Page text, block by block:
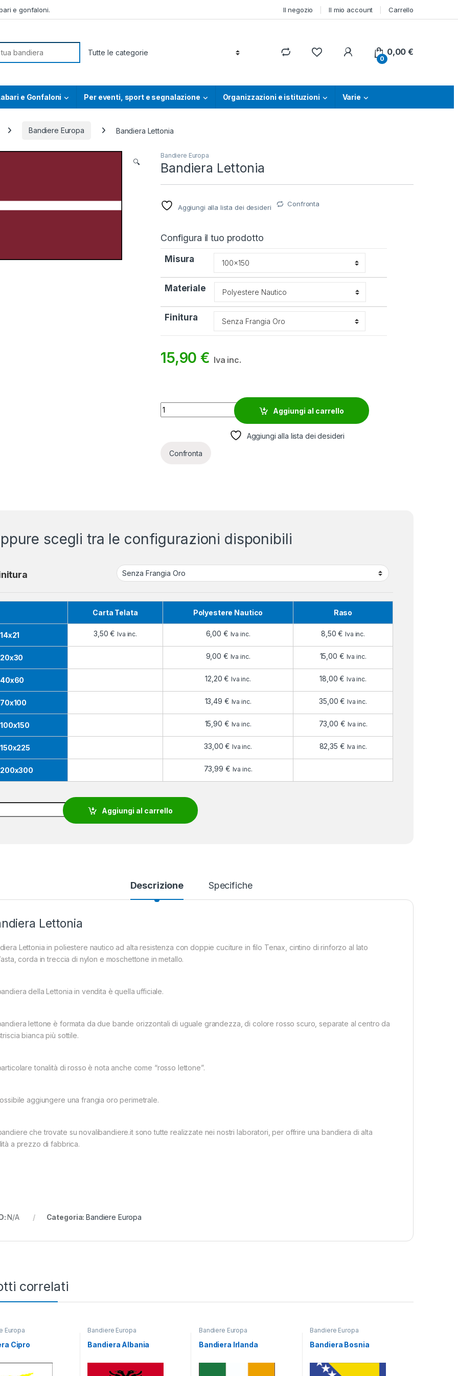
e gonfaloni. Il negozio Il mio account Carrello
0
0,00€
e Gonfaloni Per eventi, sport e segnalazione Organizzazioni e istituzioni Varie
Bandiere Europa Bandiera Lettonia
🔍
Bandiere Europa
Bandiera Lettonia
Aggiungi alla lista dei desideri Confronta
Configura il tuo prodotto
Misura
Materiale
Finitura
15,90€ Iva inc.
Bandiera Lettonia quantity
Aggiungi al carrello
Aggiungi alla lista dei desideri
Confronta
scegli tra le configurazioni disponibili
Carta Telata Polyestere Nautico Raso
14x21 3,50€ Iva inc. 6,00 € Iva inc. 8,50€ Iva inc.
20x30 9,00 € Iva inc. 15,00 € Iva inc.
40x60 12,20€ Iva inc. 18,00€ Iva inc.
70x100 13,49 € Iva inc. 35,00€ Iva inc.
100x150 15,90 € Iva inc. 73,00 € Iva inc.
150x225 33,00€ Iva inc. 82,35 € Iva inc.
200x300 73,99 € Iva inc.
Lettonia quantity
Aggiungi al carrello
Descrizione Specifiche
Lettonia
Lettonia in poliestere nautico ad alta resistenza con doppie cuciture in filo Tenax, cintino di rinforzo al lato
corda in treccia di nylon e moschettone in metallo.
della Lettonia in vendita è quella ufficiale.
lettone è formata da due bande orizzontali di uguale grandezza, di colore rosso scuro, separate al centro da
bianca più sottile.
tonalità di rosso è nota anche come “rosso lettone”.
aggiungere una frangia oro perimetrale.
che trovate su novalibandiere.it sono tutte realizzate nei nostri laboratori, per offrire una bandiera di alta
a prezzo di fabbrica.
N/A Categoria:Bandiere Europa
correlati
Europa
Cipro
Bandiere Europa
Bandiera Albania
Bandiere Europa
Bandiera Irlanda
Bandiere Europa
Bandiera Bosnia